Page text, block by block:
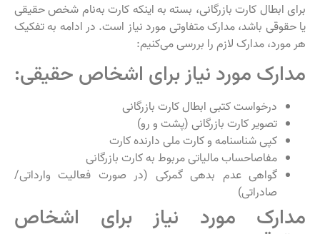
برای ابطال کارت بازرگانی، بسته به اینکه کارت به‌نام شخص حقیقی
یا حقوقی باشد، مدارک متفاوتی مورد نیاز است. در ادامه به تفکیک
هر مورد، مدارک لازم را بررسی می‌کنیم:
مدارک مورد نیاز برای اشخاص حقیقی:
درخواست کتبی ابطال کارت بازرگانی
تصویر کارت بازرگانی (پشت و رو)
کپی شناسنامه و کارت ملی دارنده کارت
مفاصاحساب مالیاتی مربوط به کارت بازرگانی
گواهی عدم بدهی گمرکی (در صورت فعالیت وارداتی/
صادراتی)
مدارک مورد نیاز برای اشخاص